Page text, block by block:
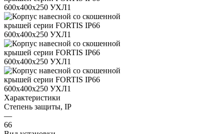
Характеристики
Степень защиты, IP
—
66